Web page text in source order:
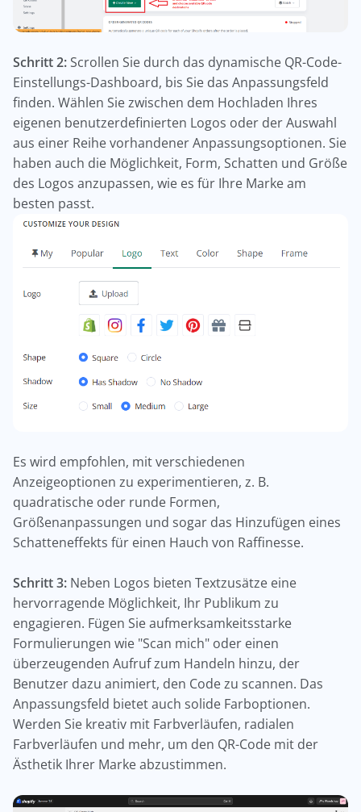
Schritt 2: Scrollen Sie durch das dynamische QR-Code-
Einstellungs-Dashboard, bis Sie das Anpassungsfeld
finden. Wählen Sie zwischen dem Hochladen Ihres
eigenen benutzerdefinierten Logos oder der Auswahl
aus einer Reihe vorhandener Anpassungsoptionen. Sie
haben auch die Möglichkeit, Form, Schatten und Größe
des Logos anzupassen, wie es für Ihre Marke am
besten passt.
Es wird empfohlen, mit verschiedenen
Anzeigeoptionen zu experimentieren, z. B.
quadratische oder runde Formen,
Größenanpassungen und sogar das Hinzufügen eines
Schatteneffekts für einen Hauch von Raffinesse.
Schritt 3: Neben Logos bieten Textzusätze eine
hervorragende Möglichkeit, Ihr Publikum zu
engagieren. Fügen Sie aufmerksamkeitsstarke
Formulierungen wie "Scan mich" oder einen
überzeugenden Aufruf zum Handeln hinzu, der
Benutzer dazu animiert, den Code zu scannen. Das
Anpassungsfeld bietet auch solide Farboptionen.
Werden Sie kreativ mit Farbverläufen, radialen
Farbverläufen und mehr, um den QR-Code mit der
Ästhetik Ihrer Marke abzustimmen.